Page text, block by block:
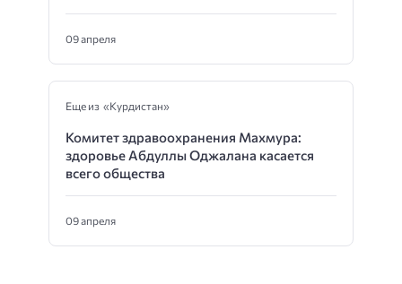
09 апреля
Еще из «Курдистан»
Комитет здравоохранения Махмура:
здоровье Абдуллы Оджалана касается
всего общества
09 апреля